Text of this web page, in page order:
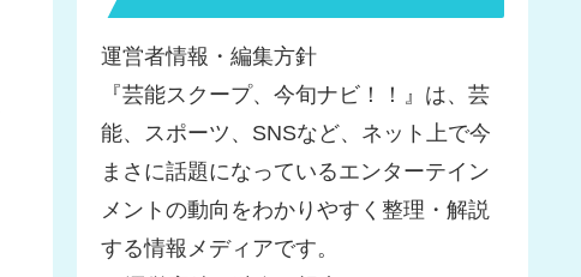
運営者情報・編集方針
『芸能スクープ、今旬ナビ！！』は、芸
能、スポーツ、SNSなど、ネット上で今
まさに話題になっているエンターテイン
メントの動向をわかりやすく整理・解説
する情報メディアです。